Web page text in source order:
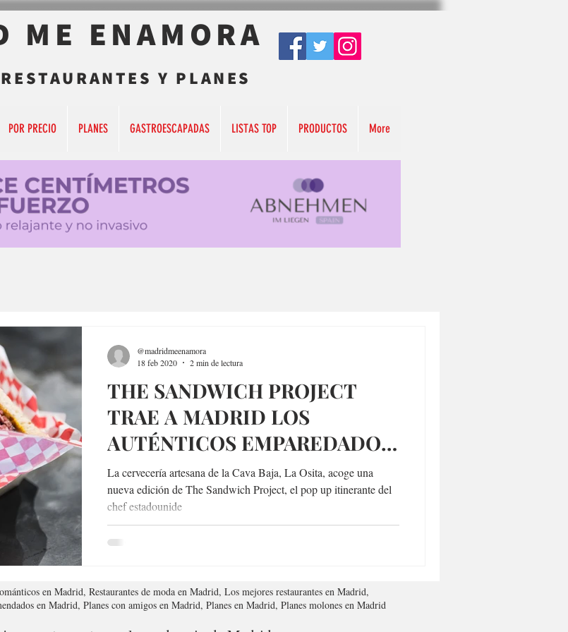
ME ENAMORA
Y PLANES
POR PRECIO PLANES GASTROESCAPADAS LISTAS TOP PRODUCTOS More
THE SANDWICH PROJECT
TRAE A MADRID LOS
AUTÉNTICOS EMPAREDADOS
AMERICANOS
La cervecería artesana de la Cava Baja, La Osita, acoge una
nueva edición de The Sandwich Project, el pop up itinerante del
chef estadounide
@madridmeenamora
18 feb 2020
2 min de lectura
en Madrid, Restaurantes de moda en Madrid, Los mejores restaurantes en Madrid,
en Madrid, Planes con amigos en Madrid, Planes en Madrid, Planes molones en Madrid